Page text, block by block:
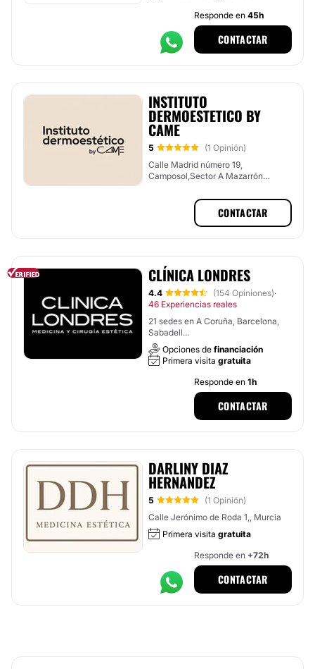
Responde en 45h
CONTACTAR
INSTITUTO
DERMOESTETICO BY
CAME
5
(1 Opinión)
Calle Madrid número 19,
Camposol,Sector A Mazarrón
CONTACTAR
CLÍNICA LONDRES
4.4 (154 Opiniones)·
46 Experiencias reales
21 sedes en A Coruña, Barcelona,
Sabadell...
Opciones de financiación
Primera visita gratuita
Responde en 1h
CONTACTAR
DARLINY DIAZ
HERNANDEZ
5
(1 Opinión)
Calle Jerónimo de Roda 1,, Murcia
Primera visita gratuita
Responde en +72h
CONTACTAR